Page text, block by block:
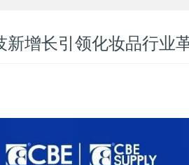
新增长引领化妆品行业